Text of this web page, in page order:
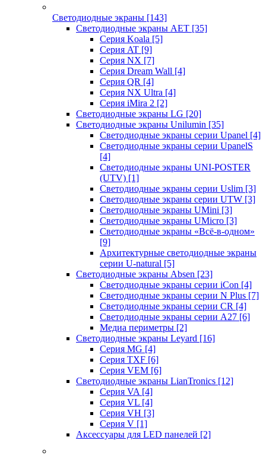
Светодиодные экраны [143]
Светодиодные экраны AET [35]
Cерия Koala [5]
Серия AT [9]
Серия NX [7]
Серия Dream Wall [4]
Серия QR [4]
Серия NX Ultra [4]
Серия iMira 2 [2]
Светодиодные экраны LG [20]
Светодиодные экраны Unilumin [35]
Светодиодные экраны серии Upanel [4]
Светодиодные экраны серии UpanelS
[4]
Светодиодные экраны UNI-POSTER
(UTV) [1]
Светодиодные экраны серии Uslim [3]
Светодиодные экраны серии UTW [3]
Светодиодные экраны UMini [3]
Светодиодные экраны UMicro [3]
Светодиодные экраны «Всё-в-одном»
[9]
Архитектурные светодиодные экраны
серии U-natural [5]
Светодиодные экраны Absen [23]
Светодиодные экраны серии iCon [4]
Светодиодные экраны серии N Plus [7]
Светодиодные экраны серии CR [4]
Светодиодные экраны серии А27 [6]
Медиа периметры [2]
Светодиодные экраны Leyard [16]
Серия MG [4]
Серия TXF [6]
Серия VEM [6]
Светодиодные экраны LianTronics [12]
Серия VA [4]
Серия VL [4]
Серия VH [3]
Серия V [1]
Аксессуары для LED панелей [2]